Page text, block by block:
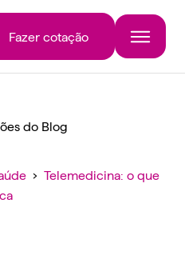
Fazer cotação
do Blog
› Telemedicina: o que